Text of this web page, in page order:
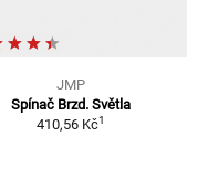
JMP
Spínač Brzd. Světla
410,56 Kč1